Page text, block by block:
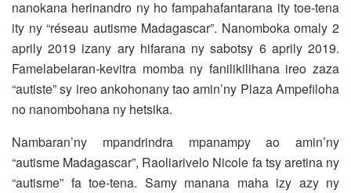
nanokana herinandro ny ho fampahafantarana ity toe-tena
ity ny “réseau autisme Madagascar”. Nanomboka omaly 2
aprily 2019 izany ary hifarana ny sabotsy 6 aprily 2019.
Famelabelaran-kevitra momba ny fanilikilihana ireo zaza
“autiste” sy ireo ankohonany tao amin’ny Plaza Ampefiloha
no nanombohana ny hetsika.
Nambaran’ny mpandrindra mpanampy ao amin’ny
“autisme Madagascar”, Raoliarivelo Nicole fa tsy aretina ny
“autisme” fa toe-tena. Samy manana maha izy azy ny